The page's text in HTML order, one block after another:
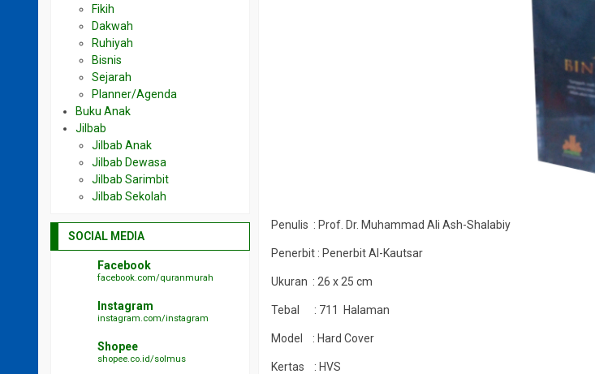
Penulis : Prof. Dr. Muhammad Ali Ash-Shalabiy
Penerbit : Penerbit Al-Kautsar
Ukuran : 26 x 25 cm
Tebal : 711 Halaman
Model : Hard Cover
Kertas : HVS
Fikih
Dakwah
Ruhiyah
Bisnis
Sejarah
Planner/Agenda
Buku Anak
Jilbab
Jilbab Anak
Jilbab Dewasa
Jilbab Sarimbit
Jilbab Sekolah
SOCIAL MEDIA
Facebook
facebook.com/quranmurah
Instagram
instagram.com/instagram
Shopee
shopee.co.id/solmus